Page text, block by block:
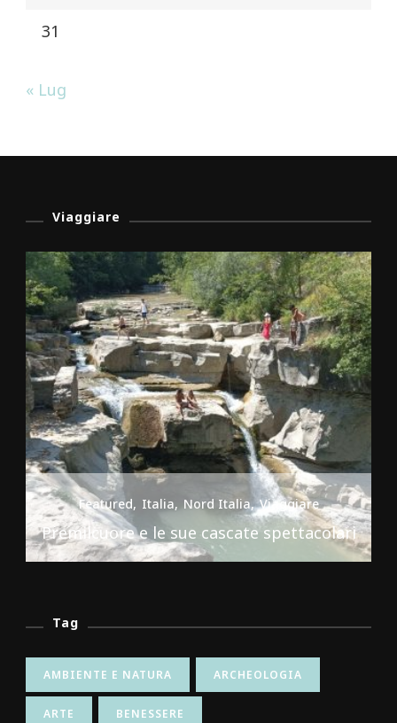
31
« Lug
Viaggiare
Featured Italia Nord Italia Viaggiare
Premilcuore e le sue cascate spettacolari
Tag
AMBIENTE E NATURA ARCHEOLOGIA
ARTE BENESSERE